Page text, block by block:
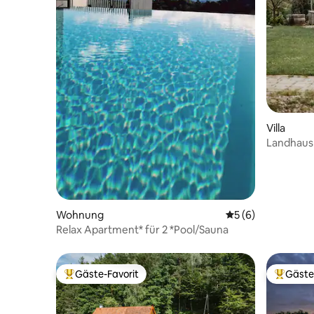
Wohnung Durchschnittliche
5 (6)
Relax Apartment* für 2 *Pool/Sauna
Villa
Beliebter Gäste-Favorit.
Gäste-Favorit